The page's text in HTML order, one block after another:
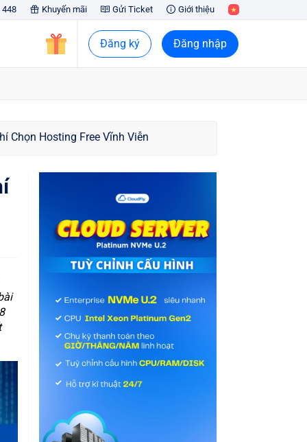
448 Khuyến mãi Gửi Ticket Giới thiệu
Đăng ký Đăng nhập
Chọn Hosting Free Vĩnh Viễn